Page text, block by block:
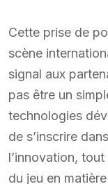
Cette prise de
scène
signal aux
pas être un
technologies
de s’inscrire
l’innovation,
du jeu en